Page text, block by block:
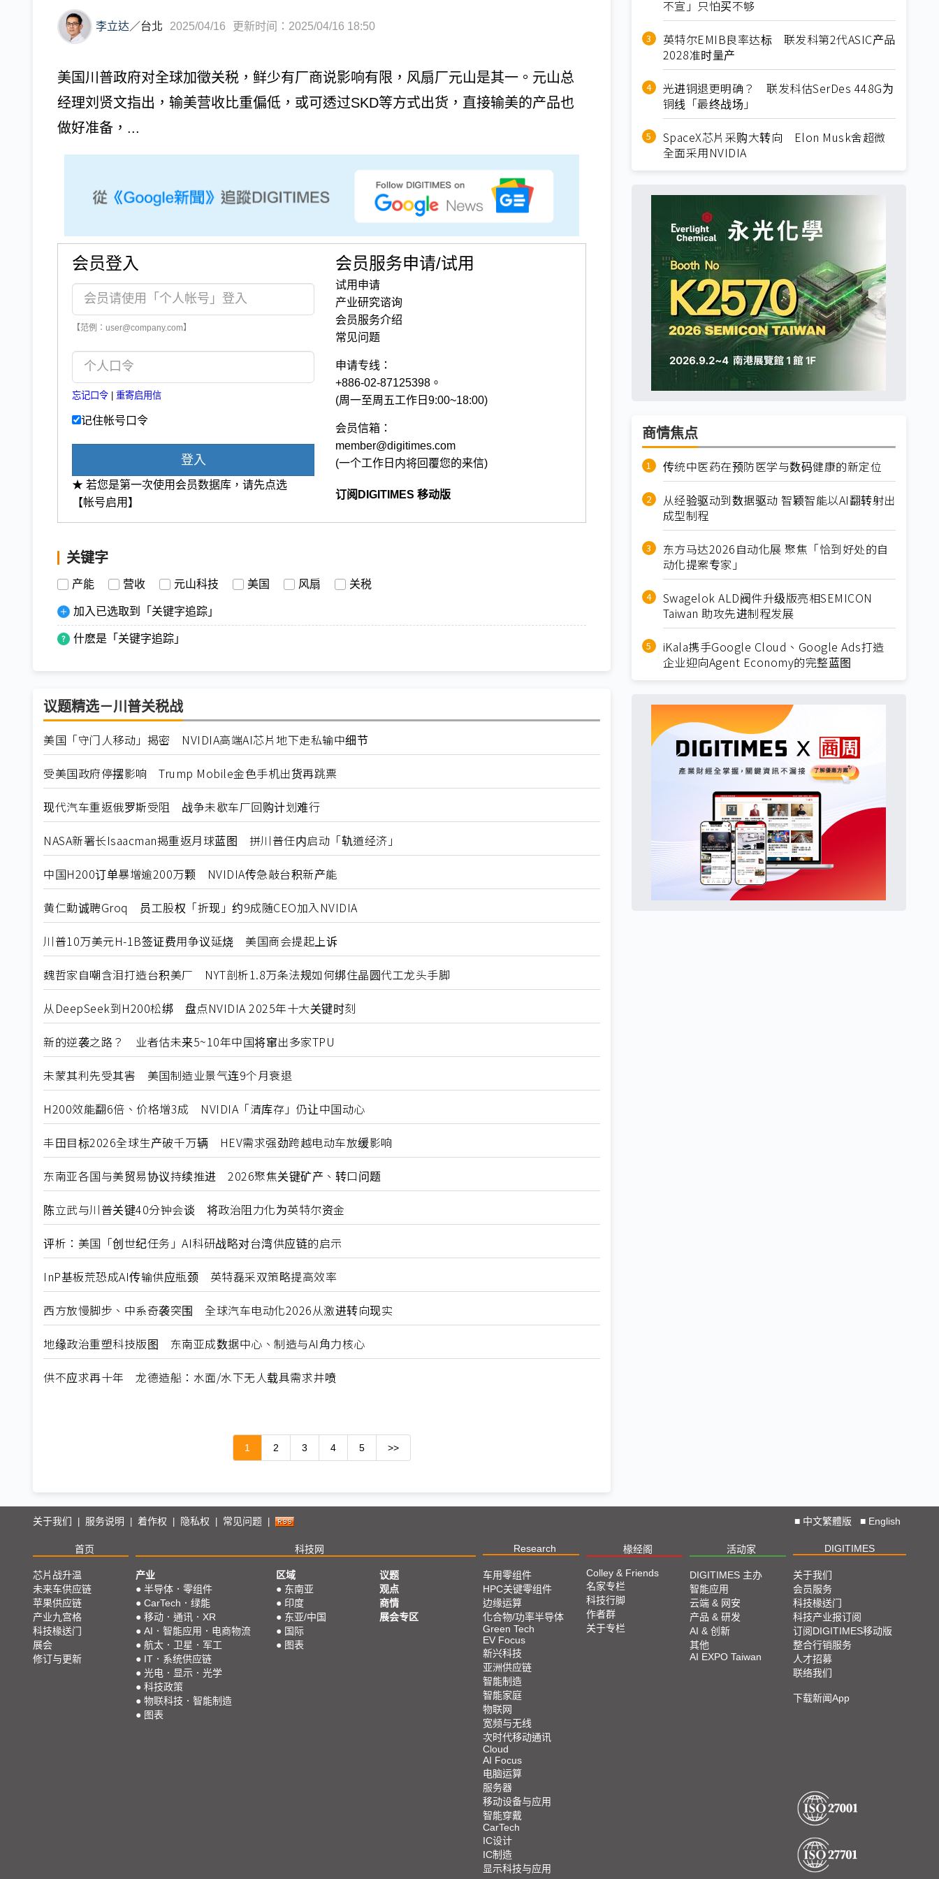
李立达／台北 2025/04/16 更新时间：2025/04/16 18:50
美国川普政府对全球加徵关税，鲜少有厂商说影响有限，风扇厂元山是其一。元山总
经理刘贤文指出，输美营收比重偏低，或可透过SKD等方式出货，直接输美的产品也
做好准备，...
会员登入
【范例：user@company.com】
忘记口令 | 重寄启用信
记住帐号口令
登入
★ 若您是第一次使用会员数据库，请先点选
【帐号启用】
会员服务申请/试用
试用申请
产业研究谘询
会员服务介绍
常见问题
申请专线：
+886-02-87125398。
(周一至周五工作日9:00~18:00)
会员信箱：
member@digitimes.com
(一个工作日内将回覆您的来信)
订阅DIGITIMES 移动版
关键字
产能 营收 元山科技 美国 风扇 关税
加入已选取到「关键字追踪」
什麽是「关键字追踪」
议题精选－川普关税战
美国「守门人移动」揭密 NVIDIA高端AI芯片地下走私输中细节
受美国政府停摆影响 Trump Mobile金色手机出货再跳票
现代汽车重返俄罗斯受阻 战争未歇车厂回购计划难行
NASA新署长Isaacman揭重返月球蓝图 拼川普任内启动「轨道经济」
中国H200订单暴增逾200万颗 NVIDIA传急敲台积新产能
黄仁勳诚聘Groq 员工股权「折现」约9成随CEO加入NVIDIA
川普10万美元H-1B签证费用争议延烧 美国商会提起上诉
魏哲家自嘲含泪打造台积美厂 NYT剖析1.8万条法规如何绑住晶圆代工龙头手脚
从DeepSeek到H200松绑 盘点NVIDIA 2025年十大关键时刻
新的逆袭之路？ 业者估未来5~10年中国将窜出多家TPU
未蒙其利先受其害 美国制造业景气连9个月衰退
H200效能翻6倍、价格增3成 NVIDIA「清库存」仍让中国动心
丰田目标2026全球生产破千万辆 HEV需求强劲跨越电动车放缓影响
东南亚各国与美贸易协议持续推进 2026聚焦关键矿产、转口问题
陈立武与川普关键40分钟会谈 将政治阻力化为英特尔资金
评析：美国「创世纪任务」AI科研战略对台湾供应链的启示
InP基板荒恐成AI传输供应瓶颈 英特磊采双策略提高效率
西方放慢脚步、中系奇袭突围 全球汽车电动化2026从激进转向现实
地缘政治重塑科技版图 东南亚成数据中心、制造与AI角力核心
供不应求再十年 龙德造船：水面/水下无人载具需求井喷
1 2 3 4 5 >>
不宣」只怕买不够
英特尔EMIB良率达标 联发科第2代ASIC产品
2028准时量产
光进铜退更明确？ 联发科估SerDes 448G为
铜线「最终战场」
SpaceX芯片采购大转向 Elon Musk舍超微
全面采用NVIDIA
商情焦点
传统中医药在预防医学与数码健康的新定位
从经验驱动到数据驱动 智颖智能以AI翻转射出
成型制程
东方马达2026自动化展 聚焦「恰到好处的自
动化提案专家」
Swagelok ALD阀件升级版亮相SEMICON
Taiwan 助攻先进制程发展
iKala携手Google Cloud、Google Ads打造
企业迎向Agent Economy的完整蓝图
关于我们 | 服务说明 | 着作权 | 隐私权 | 常见问题 | ■ 中文繁體版 ■ English
首页 科技网 Research 椽经阁 活动家 DIGITIMES
芯片战升温
未来车供应链
苹果供应链
产业九宫格
科技椽送门
展会
修订与更新
产业
● 半导体．零组件
● CarTech．绿能
● 移动．通讯．XR
● AI．智能应用．电商物流
● 航太．卫星．军工
● IT．系统供应链
● 光电．显示．光学
● 科技政策
● 物联科技．智能制造
● 图表
区域
● 东南亚
● 印度
● 东亚/中国
● 国际
● 图表
议题
观点
商情
展会专区
车用零组件
HPC关键零组件
边缘运算
化合物/功率半导体
Green Tech
EV Focus
新兴科技
亚洲供应链
智能制造
智能家庭
物联网
宽频与无线
次时代移动通讯
Cloud
AI Focus
电脑运算
服务器
移动设备与应用
智能穿戴
CarTech
IC设计
IC制造
显示科技与应用
Colley & Friends
名家专栏
科技行脚
作者群
关于专栏
DIGITIMES 主办
智能应用
云端 & 网安
产品 & 研发
AI & 创新
其他
AI EXPO Taiwan
关于我们
会员服务
科技椽送门
科技产业报订阅
订阅DIGITIMES移动版
整合行销服务
人才招募
联络我们
下载新闻App